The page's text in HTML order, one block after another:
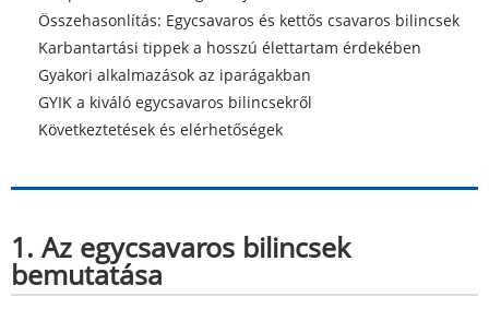
Összehasonlítás: Egycsavaros és kettős csavaros bilincsek
Karbantartási tippek a hosszú élettartam érdekében
Gyakori alkalmazások az iparágakban
GYIK a kiváló egycsavaros bilincsekről
Következtetések és elérhetőségek
1. Az egycsavaros bilincsek
bemutatása